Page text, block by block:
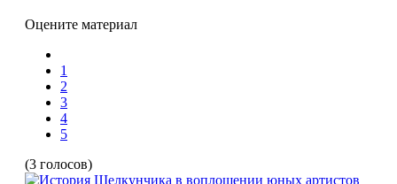
Оцените материал
1
2
3
4
5
(3 голосов)